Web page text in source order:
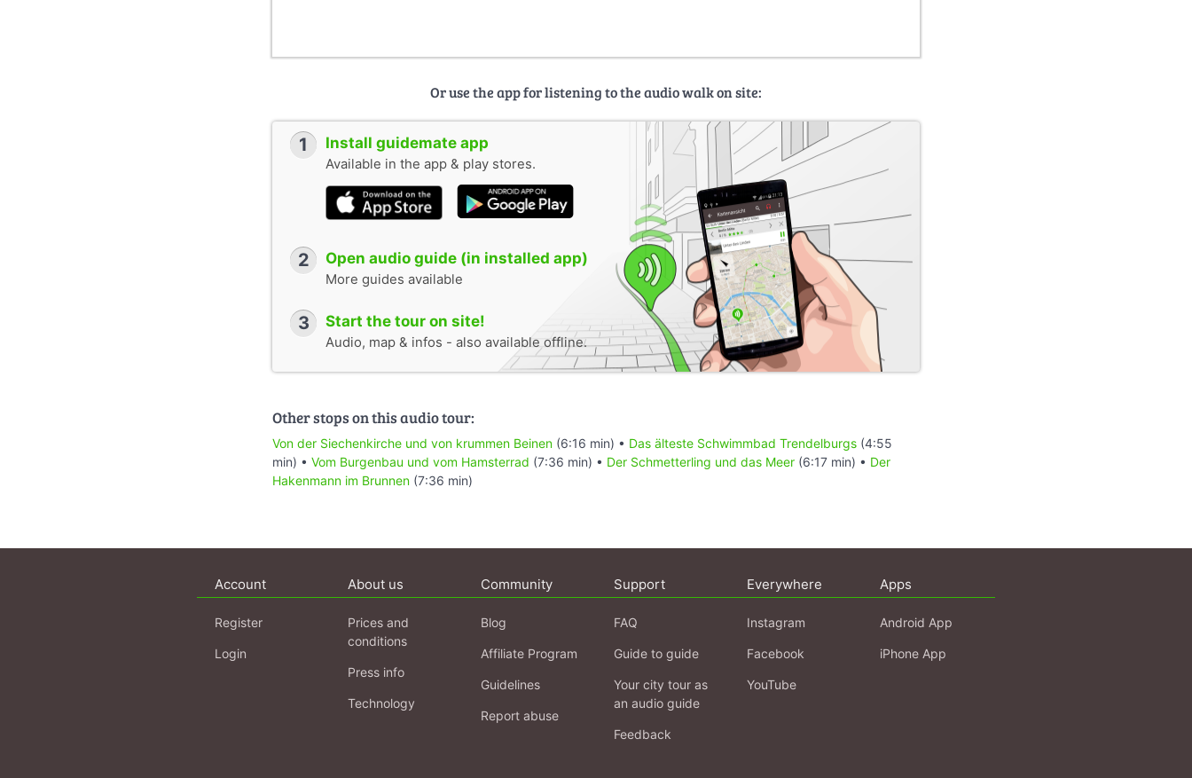
Or use the app for listening to the audio walk on site:
1 Install guidemate app
Available in the app & play stores.
2 Open audio guide (in installed app)
More guides available
3 Start the tour on site!
Audio, map & infos - also available offline.
Other stops on this audio tour:
Von der Siechenkirche und von krummen Beinen (6:16 min) • Das älteste Schwimmbad Trendelburgs (4:55
min) • Vom Burgenbau und vom Hamsterrad (7:36 min) • Der Schmetterling und das Meer (6:17 min) • Der
Hakenmann im Brunnen (7:36 min)
Account
Register
Login
About us
Prices and
conditions
Press info
Technology
Community
Blog
Affiliate Program
Guidelines
Report abuse
Support
FAQ
Guide to guide
Your city tour as
an audio guide
Feedback
Everywhere
Instagram
Facebook
YouTube
Apps
Android App
iPhone App